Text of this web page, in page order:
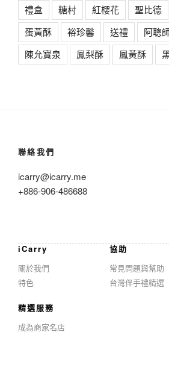
禮盒
糖村 紅櫻花 聖比德
蛋黃酥
裕珍馨 送禮 阿聰
陳允寶泉
鳳梨酥 鳳黃酥
聯絡我們
icarry@icarry.me
+886-906-486688
iCarry
關於我們
特色
協助
常見問題與幫助
台灣伴手禮精選
精選服務
成為商家名店